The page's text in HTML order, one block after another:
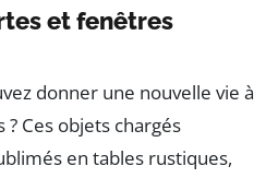
et fenêtres
donner une nouvelle vie à
Ces objets chargés
en tables rustiques,